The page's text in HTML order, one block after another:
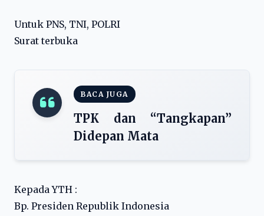
Untuk PNS, TNI, POLRI
Surat terbuka
BACA JUGA
TPK dan “Tangkapan”
Didepan Mata
Kepada YTH :
Bp. Presiden Republik Indonesia